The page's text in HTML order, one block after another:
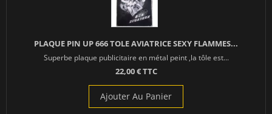
PLAQUE PIN UP 666 TOLE AVIATRICE SEXY FLAMMES...
Superbe plaque publicitaire en métal peint ,la tôle est...
22,00 € TTC
Ajouter Au Panier